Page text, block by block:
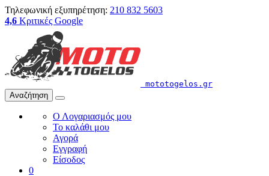
Τηλεφωνική εξυπηρέτηση: 210 832 5603
4,6 Κριτικές Google
mototogelos.gr
Αναζήτηση
Ο Λογαριασμός μου
Το καλάθι μου
Αγορά
Εγγραφή
Είσοδος
0